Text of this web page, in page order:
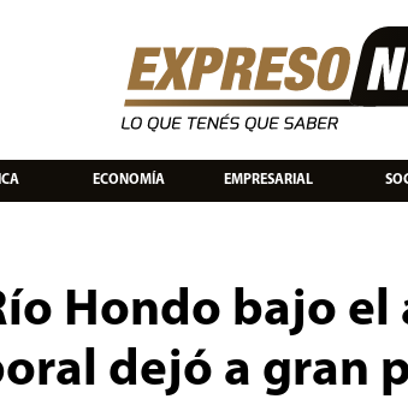
ECONOMÍA EMPRESARIAL
Hondo bajo el
dejó a gran